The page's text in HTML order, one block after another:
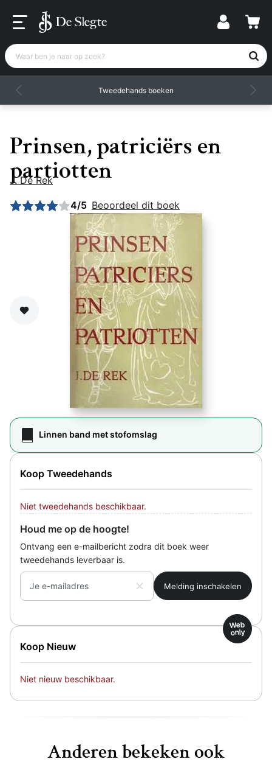
Waar ben je naar op zoek?
Tweedehands boeken
Prinsen, patriciërs en
partiotten
J. De Rek
Gemiddelde beoordeling: 4 uit 5
4/5 Beoordeel dit boek
Zet op verlanglijst
Linnen band met stofomslag
Koop Tweedehands
Niet tweedehands beschikbaar.
Houd me op de hoogte!
Ontvang een e-mailbericht zodra dit boek weer
tweedehands leverbaar is.
Je e-mailadres
Koop Nieuw
Web
only
Niet nieuw beschikbaar.
Anderen bekeken ook